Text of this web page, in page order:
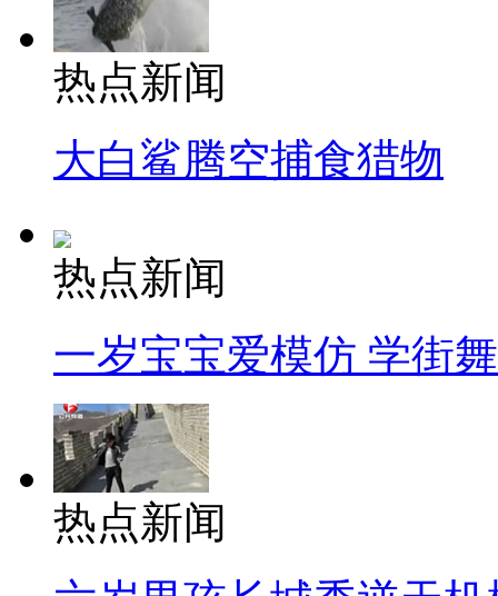
热点新闻
大白鲨腾空捕食猎物
热点新闻
一岁宝宝爱模仿 学街
热点新闻